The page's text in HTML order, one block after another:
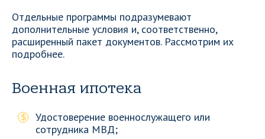
Отдельные программы подразумевают
дополнительные условия и, соответственно,
расширенный пакет документов. Рассмотрим их
подробнее.
Военная ипотека
Удостоверение военнослужащего или
сотрудника МВД;